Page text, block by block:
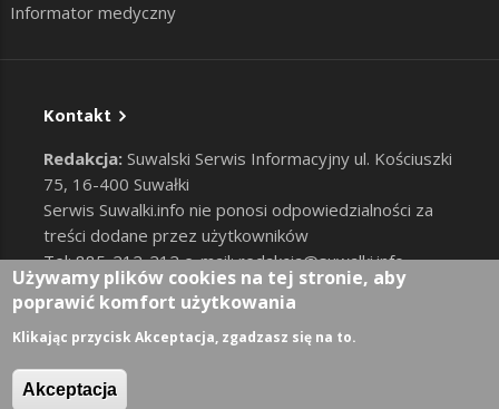
Informator medyczny
Kontakt
Redakcja: Suwalski Serwis Informacyjny ul. Kościuszki
75, 16-400 Suwałki
Serwis Suwalki.info nie ponosi odpowiedzialności za
treści dodane przez użytkowników
Tel: 885-212-212 e-mail:redakcja@suwalki.info,
reklama@suwalki.info
RODO |Cookies
User account menu
Zaloguj
Używamy plików cookies na tej stronie, aby
poprawić komfort użytkowania
Klikając przycisk Akceptacja, zgadzasz się na to.
Akceptacja